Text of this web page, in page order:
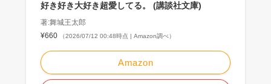
好き好き大好き超愛してる。 (講談社文庫)
著:舞城王太郎
¥660
（2026/07/12 00:48時点 | Amazon調べ）
Amazon